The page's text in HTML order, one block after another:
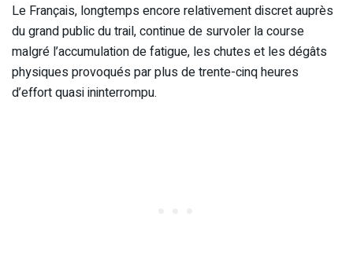
Le Français, longtemps encore relativement discret auprès
du grand public du trail, continue de survoler la course
malgré l’accumulation de fatigue, les chutes et les dégâts
physiques provoqués par plus de trente-cinq heures
d’effort quasi ininterrompu.